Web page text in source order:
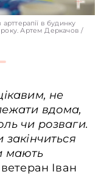
в будинку
року. Артем Деркачов /
не
вдома,
чи розваги.
мають
Іван